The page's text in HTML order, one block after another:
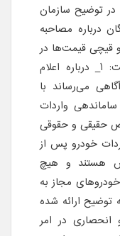
در توضیح سازمان
درباره مصاحبه
قیچی قیمت‌ها در
دست وارد‌کنندگان خودرو» آمده است: 1_ درباره اعلام
می‌رساند با
واردات
حقیقی و حقوقی
خودرو پس از
هستند و هیچ
مجاز به
2_ با توجه به توضیح ارائه شده
در امر